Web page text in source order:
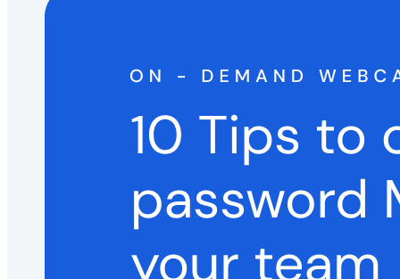
Inúmeras empresas e organizações escolhem o Bitwarden
Conheça o Secrets Manager
para equipes de desenvolvimento, DevOps e TI no Bitwarden
Secrets Manager.
Desbloqueie recursos de passkeys e muito mais com apenas